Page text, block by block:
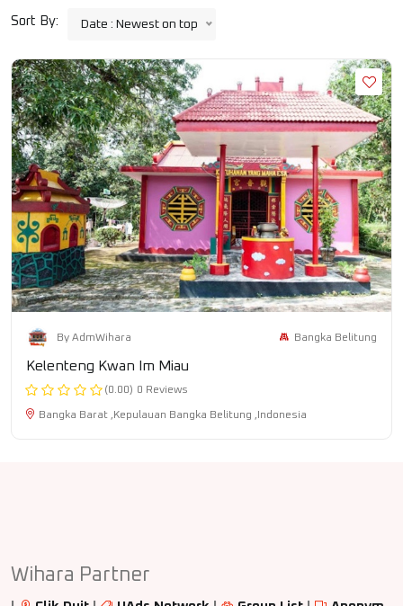
Sort By: Date : Newest on top
By AdmWihara Bangka Belitung
Kelenteng Kwan Im Miau
(0.00) 0 Reviews
Bangka Barat ,Kepulauan Bangka Belitung ,Indonesia
Wihara Partner